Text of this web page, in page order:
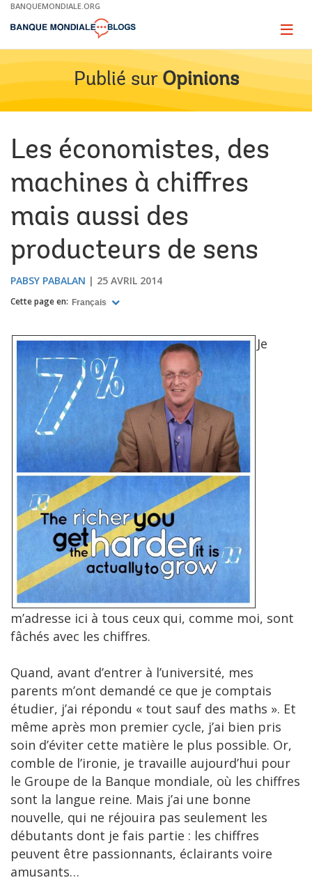
Skip
Main
BANQUEMONDIALE.ORG
Page
Publié sur Opinions
Les économistes, des
machines à chiffres
mais aussi des
producteurs de sens
PABSY PABALAN 25 AVRIL 2014
Cette page en: Français
Je
m’adresse ici à tous ceux qui, comme moi, sont
fâchés avec les chiffres.
Quand, avant d’entrer à l’université, mes
parents m’ont demandé ce que je comptais
étudier, j’ai répondu « tout sauf des maths ». Et
même après mon premier cycle, j’ai bien pris
soin d’éviter cette matière le plus possible. Or,
comble de l’ironie, je travaille aujourd’hui pour
le Groupe de la Banque mondiale, où les chiffres
sont la langue reine. Mais j’ai une bonne
nouvelle, qui ne réjouira pas seulement les
débutants dont je fais partie : les chiffres
peuvent être passionnants, éclairants voire
amusants…